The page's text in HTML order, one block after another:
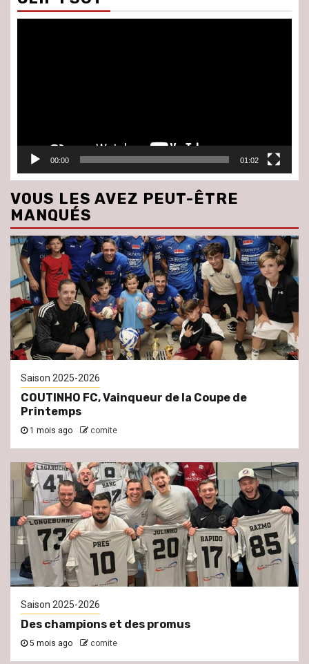
00:00 01:02
VOUS LES AVEZ PEUT-ÊTRE
MANQUÉS
Saison 2025-2026
COUTINHO FC, Vainqueur de la Coupe de
Printemps
1 mois ago comite
Saison 2025-2026
Des champions et des promus
5 mois ago comite